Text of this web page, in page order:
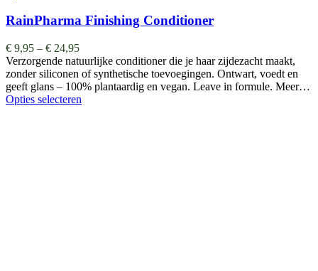
RainPharma Finishing Conditioner
€ 9,95 – € 24,95
Verzorgende natuurlijke conditioner die je haar zijdezacht maakt,
zonder siliconen of synthetische toevoegingen. Ontwart, voedt en
geeft glans – 100% plantaardig en vegan. Leave in formule. Meer…
Opties selecteren